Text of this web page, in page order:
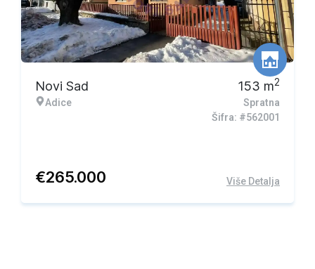
Ekskluzivna ponuda
Novi Sad
Adice
153 m2
Spratna
Šifra: #562001
€265.000 Više Detalja